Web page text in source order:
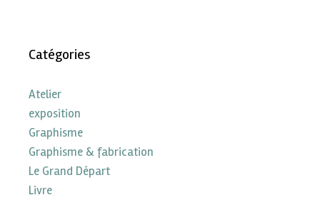
Catégories
Atelier
exposition
Graphisme
Graphisme & fabrication
Le Grand Départ
Livre